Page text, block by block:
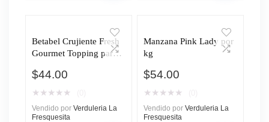
Betabel Crujiente Fresh
Gourmet Topping para
$44.00
★ ★ ★ ★ ★
Vendido por Verduleria La
Fresquesita
Manzana Pink Lady por
kg
$54.00
★ ★ ★ ★ ★
Vendido por Verduleria La
Fresquesita